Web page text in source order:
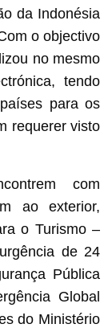
da Indonésia
o objectivo
no mesmo
tendo
para os
requerer visto
com
ao exterior,
o Turismo –
de 24
Pública
Global
do Ministério